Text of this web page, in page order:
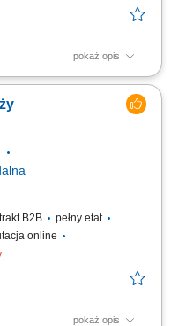
pokaż opis
zainteresowanymi
relacji z klientami.
z partnerami
B2B
pełny etat
online
pokaż opis